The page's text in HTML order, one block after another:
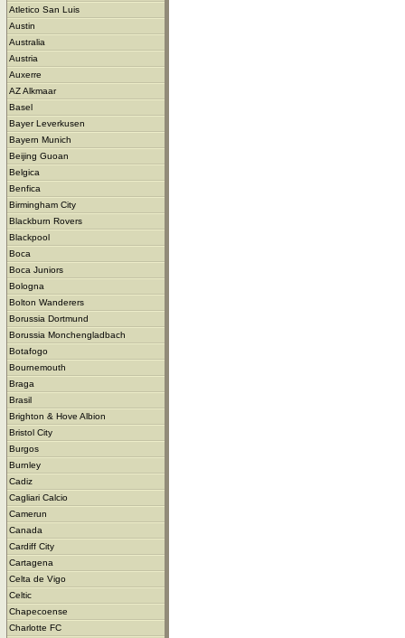
Atletico San Luis
Austin
Australia
Austria
Auxerre
AZ Alkmaar
Basel
Bayer Leverkusen
Bayern Munich
Beijing Guoan
Belgica
Benfica
Birmingham City
Blackburn Rovers
Blackpool
Boca
Boca Juniors
Bologna
Bolton Wanderers
Borussia Dortmund
Borussia Monchengladbach
Botafogo
Bournemouth
Braga
Brasil
Brighton & Hove Albion
Bristol City
Burgos
Burnley
Cadiz
Cagliari Calcio
Camerun
Canada
Cardiff City
Cartagena
Celta de Vigo
Celtic
Chapecoense
Charlotte FC